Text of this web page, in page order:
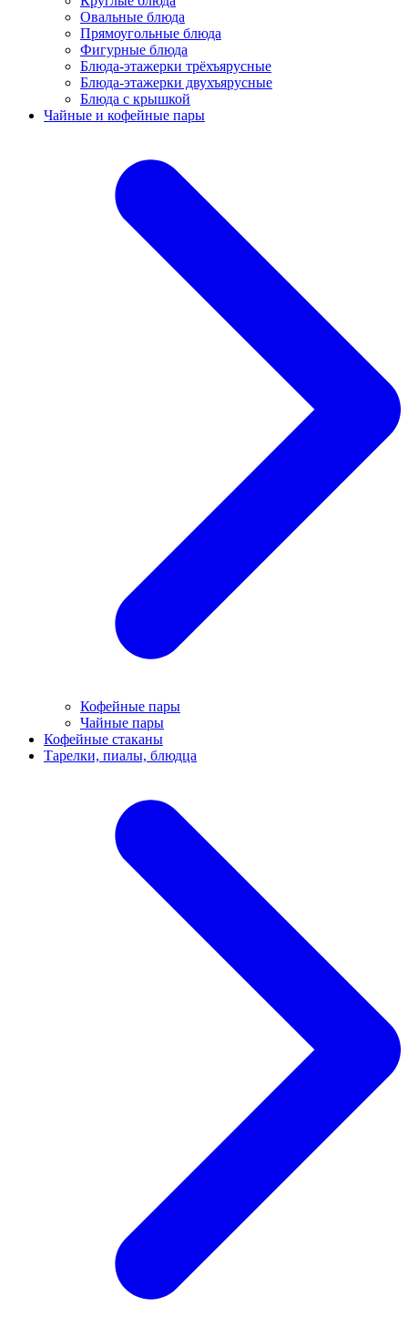
Овальные блюда
Прямоугольные блюда
Фигурные блюда
Блюда-этажерки трёхъярусные
Блюда-этажерки двухъярусные
Блюда с крышкой
Чайные и кофейные пары
Кофейные пары
Чайные пары
Кофейные стаканы
Тарелки, пиалы, блюдца